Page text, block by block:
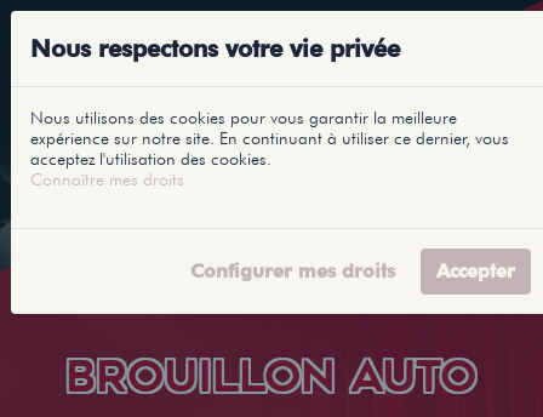
BROUILLON AUTO
Nous respectons votre vie privée
Nous utilisons des cookies pour vous garantir la meilleure
expérience sur notre site. En continuant à utiliser ce dernier, vous
acceptez l'utilisation des cookies.
Connaître mes droits
Configurer mes droits Accepter